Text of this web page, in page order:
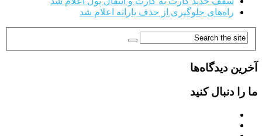
راه‌های جلوگیری از حذف یارانه اعلام شد
آخرین دیدگاه‌ها
ما را دنبال کنید